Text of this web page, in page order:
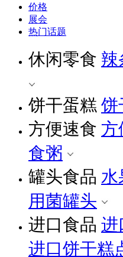
价格
展会
热门话题
休闲零食 辣
饼干蛋糕 饼
方便速食 方
食粥
罐头食品 水
用菌罐头
进口食品 进
进口饼干糕